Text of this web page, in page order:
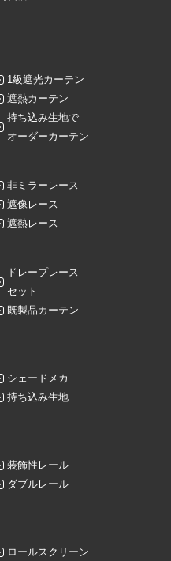
1級遮光カーテン
遮熱カーテン
持ち込み生地で
オーダーカーテン
非ミラーレース
遮像レース
遮熱レース
ドレープレース
セット
既製品カーテン
シェードメカ
持ち込み生地
装飾性レール
ダブルレール
ロールスクリーン